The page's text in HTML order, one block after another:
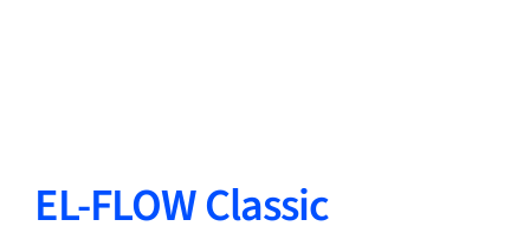
EL-FLOW Classic